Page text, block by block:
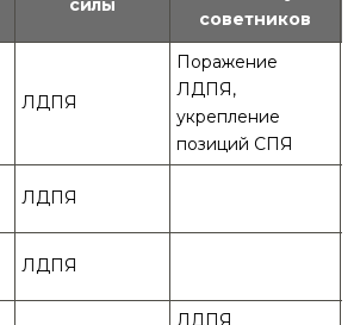
силы
советников
ЛДПЯ
Поражение
ЛДПЯ,
укрепление
позиций СПЯ
ЛДПЯ
ЛДПЯ